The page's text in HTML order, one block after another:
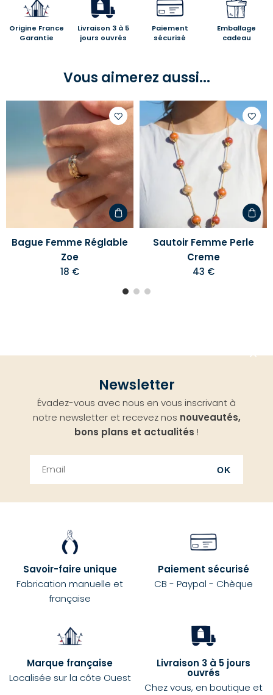
Origine France
Garantie
Livraison 3 à 5
jours ouvrés
Paiement
sécurisé
Emballage
cadeau
Vous aimerez aussi...
Ajouter
à
votre
liste
d'envies
Bague Femme Réglable
Zoe
18 €
votre
Sautoir Femme Perle
Creme
43 €
Newsletter
Évadez-vous avec nous en vous inscrivant à
notre newsletter et recevez nos nouveautés,
bons plans et actualités !
OK
Savoir-faire unique
Fabrication manuelle et
française
Paiement sécurisé
CB - Paypal - Chèque
Marque française
Localisée sur la côte Ouest
Livraison 3 à 5 jours
ouvrés
Chez vous, en boutique et